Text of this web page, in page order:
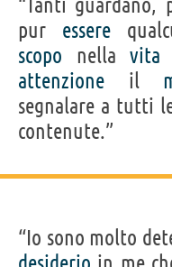
pur essere
scopo nellavita
attenzione il
segnalare a tutti
contenute.”
“Io sono molto